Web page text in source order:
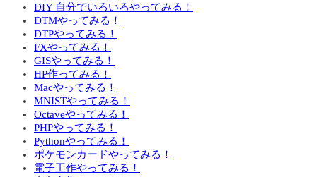
DIY 自分でいろいろやってみる！
DTMやってみる！
DTPやってみる！
FXやってみる！
GISやってみる！
HP作ってみる！
Macやってみる！
MNISTやってみる！
Octaveやってみる！
PHPやってみる！
Pythonやってみる！
ポケモンカードやってみる！
電子工作やってみる！